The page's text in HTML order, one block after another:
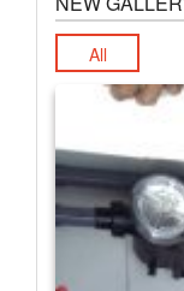
All